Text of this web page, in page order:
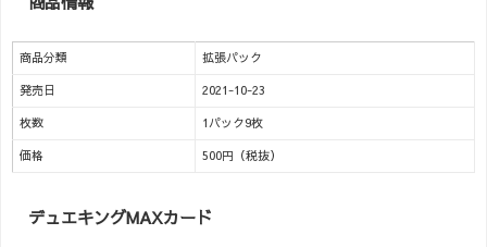
商品分類 拡張パック
発売日 2021-10-23
枚数 1パック9枚
価格 500円（税抜）
デュエキングMAXカード